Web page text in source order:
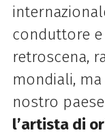
conduttore e
retroscena,
mondiali,
nostro
l’artista di